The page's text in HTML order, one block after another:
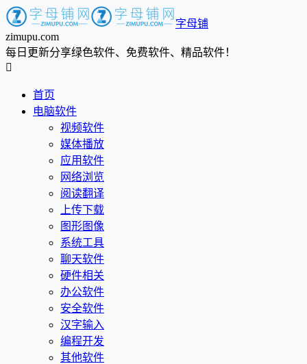
字母铺
zimupu.com
每日更新分享绿色软件、免费软件、精品软件！

首页
电脑软件
视频软件
媒体播放
应用软件
网络浏览
阅读翻译
上传下载
图形图像
系统工具
聊天软件
硬件相关
办公软件
安全软件
汉字输入
编程开发
其他软件